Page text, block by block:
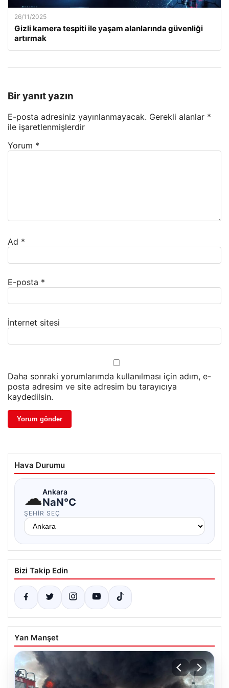
26/11/2025
Gizli kamera tespiti ile yaşam alanlarında güvenliği
artırmak
Bir yanıt yazın
E-posta adresiniz yayınlanmayacak. Gerekli alanlar *
ile işaretlenmişlerdir
Yorum *
Ad *
E-posta *
İnternet sitesi
Daha sonraki yorumlarımda kullanılması için adım, e-
posta adresim ve site adresim bu tarayıcıya
kaydedilsin.
Hava Durumu
☁Ankara
NaN°C
ŞEHIR SEÇ
Bizi Takip Edin
Yan Manşet